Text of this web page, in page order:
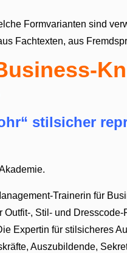
Formvarianten sind
Fachtexten, aus
stilsicher
Trainerin für
, Stil- und
Expertin für stilsicheres
Auszubildende,